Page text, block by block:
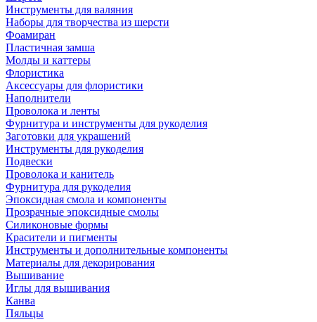
Инструменты для валяния
Наборы для творчества из шерсти
Фоамиран
Пластичная замша
Молды и каттеры
Флористика
Аксессуары для флористики
Наполнители
Проволока и ленты
Фурнитура и инструменты для рукоделия
Заготовки для украшений
Инструменты для рукоделия
Подвески
Проволока и канитель
Фурнитура для рукоделия
Эпоксидная смола и компоненты
Прозрачные эпоксидные смолы
Силиконовые формы
Красители и пигменты
Инструменты и дополнительные компоненты
Материалы для декорирования
Вышивание
Иглы для вышивания
Канва
Пяльцы